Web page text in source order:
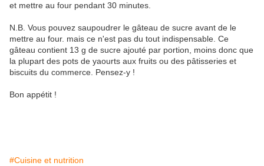
et mettre au four pendant 30 minutes.
N.B. Vous pouvez saupoudrer le gâteau de sucre avant de le
mettre au four. mais ce n'est pas du tout indispensable. Ce
gâteau contient 13 g de sucre ajouté par portion, moins donc que
la plupart des pots de yaourts aux fruits ou des pâtisseries et
biscuits du commerce. Pensez-y !
Bon appétit !
#Cuisine et nutrition